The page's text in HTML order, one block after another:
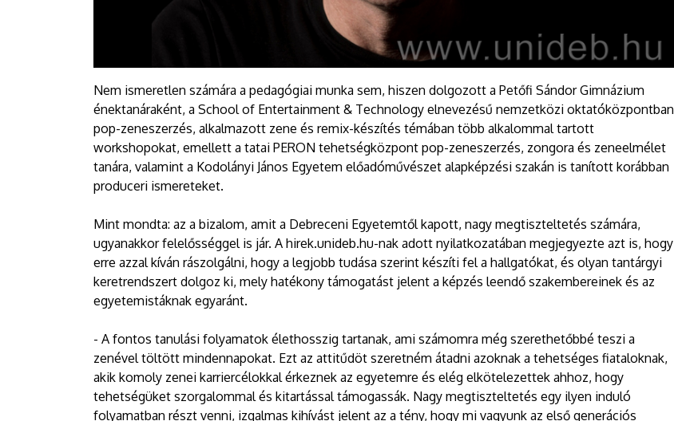
Nem ismeretlen számára a pedagógiai munka sem, hiszen dolgozott a Petőfi Sándor Gimnázium
énektanáraként, a School of Entertainment & Technology elnevezésű nemzetközi oktatóközpontban
pop-zeneszerzés, alkalmazott zene és remix-készítés témában több alkalommal tartott
workshopokat, emellett a tatai PERON tehetségközpont pop-zeneszerzés, zongora és zeneelmélet
tanára, valamint a Kodolányi János Egyetem előadóművészet alapképzési szakán is tanított korábban
produceri ismereteket.
Mint mondta: az a bizalom, amit a Debreceni Egyetemtől kapott, nagy megtiszteltetés számára,
ugyanakkor felelősséggel is jár. A hirek.unideb.hu-nak adott nyilatkozatában megjegyezte azt is, hogy
erre azzal kíván rászolgálni, hogy a legjobb tudása szerint készíti fel a hallgatókat, és olyan tantárgyi
keretrendszert dolgoz ki, mely hatékony támogatást jelent a képzés leendő szakembereinek és az
egyetemistáknak egyaránt.
- A fontos tanulási folyamatok élethosszig tartanak, ami számomra még szerethetőbbé teszi a
zenével töltött mindennapokat. Ezt az attitűdöt szeretném átadni azoknak a tehetséges fiataloknak,
akik komoly zenei karriercélokkal érkeznek az egyetemre és elég elkötelezettek ahhoz, hogy
tehetségüket szorgalommal és kitartással támogassák. Nagy megtiszteltetés egy ilyen induló
folyamatban részt venni, izgalmas kihívást jelent az a tény, hogy mi vagyunk az első generációs